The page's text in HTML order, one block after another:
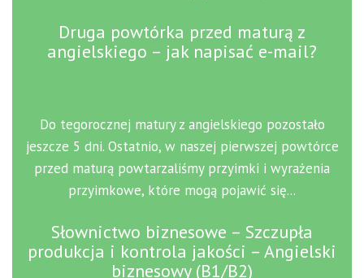
Druga powtórka przed maturą z
angielskiego – jak napisać e-mail?
Do tegorocznej matury z angielskiego pozostało
jeszcze 5 dni. Ostatnio, w naszej pierwszej powtórce
przed maturą powtarzaliśmy przyimki i wyrażenia
przyimkowe, które mogą pojawić się...
Słownictwo biznesowe – Szczupła
produkcja i kontrola jakości – Angielski
biznesowy (B1/B2)